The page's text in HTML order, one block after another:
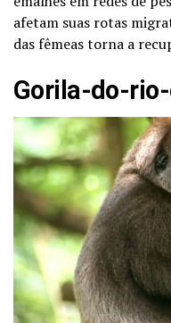
afetam suas rotas
das fêmeas torna a
Gorila-do-